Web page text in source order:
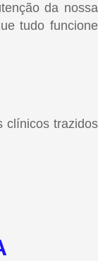
da nossa
tudo funcione
clínicos trazidos